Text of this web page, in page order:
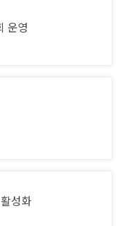
운영
성화